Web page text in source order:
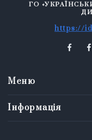
ГО
https://
Меню
Інформація